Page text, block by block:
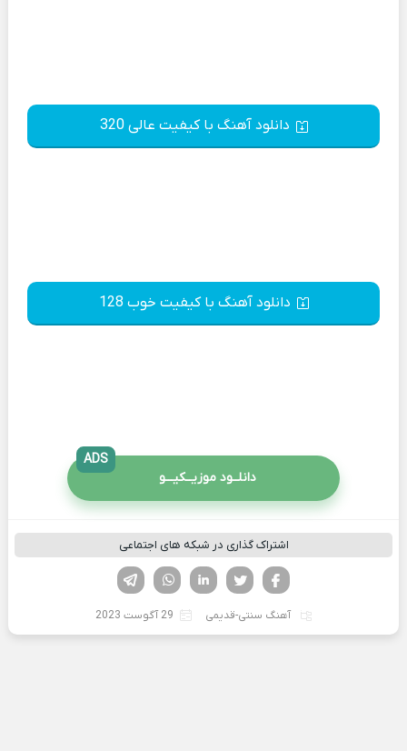
دانلود آهنگ با کیفیت عالی 320
دانلود آهنگ با کیفیت خوب 128
دانلــود موزیــکیـــو
ADS
اشتراک گذاری در شبکه های اجتماعی
لینکدین تویتر
فیسوک
آهنگ سنتی-قدیمی 29 آگوست 2023